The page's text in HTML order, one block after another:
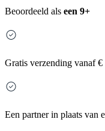
Beoordeeld als een 9+
Gratis verzending vanaf €
Een partner in plaats van